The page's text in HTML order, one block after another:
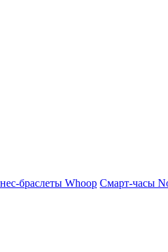
браслеты Whoop Смарт-часы